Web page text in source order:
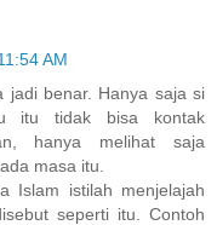
AM
jadi benar. Hanya saja si
itu tidak bisa kontak
hanya melihat saja
masa itu.
Islam istilah menjelajah
seperti itu. Contoh